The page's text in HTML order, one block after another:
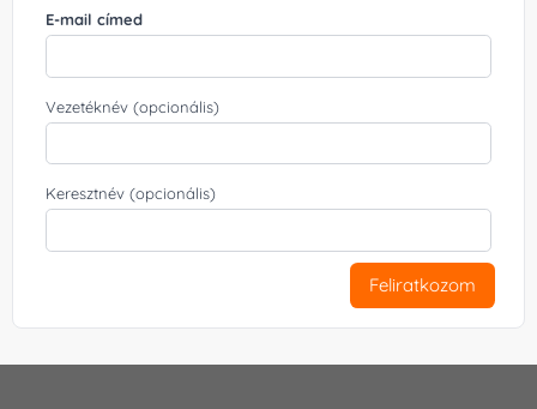
E-mail címed
Vezetéknév (opcionális)
Keresztnév (opcionális)
Feliratkozom